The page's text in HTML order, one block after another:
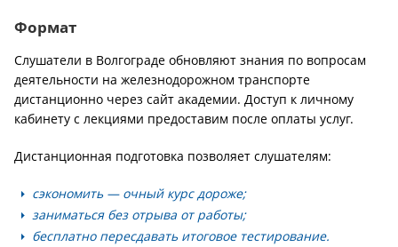
Формат
Слушатели в Волгограде обновляют знания по вопросам
деятельности на железнодорожном транспорте
дистанционно через сайт академии. Доступ к личному
кабинету с лекциями предоставим после оплаты услуг.
Дистанционная подготовка позволяет слушателям:
сэкономить — очный курс дороже;
заниматься без отрыва от работы;
бесплатно пересдавать итоговое тестирование.